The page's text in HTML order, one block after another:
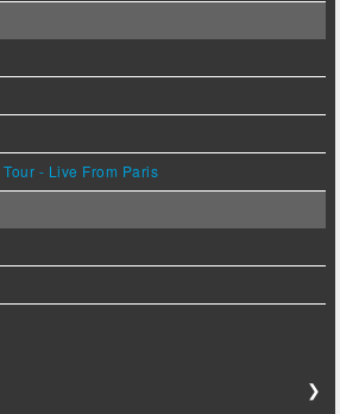
- Live From Paris
❯